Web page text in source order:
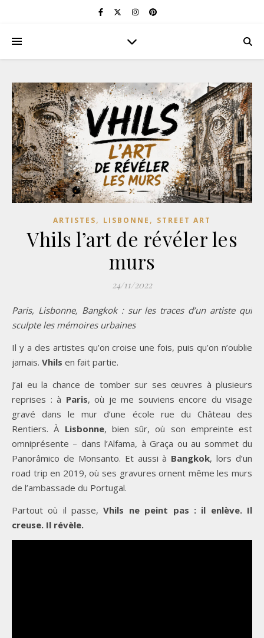
ARTISTES, LISBONNE , STREET ART
Vhils l’art de révéler les
murs
24/11/2022
Paris, Lisbonne, Bangkok : sur les traces d’un artiste qui
sculpte les mémoires urbaines
Il y a des artistes qu’on croise une fois, puis qu’on n’oublie
jamais. Vhils en fait partie.
J’ai eu la chance de tomber sur ses œuvres à plusieurs
reprises : à Paris, où je me souviens encore du visage
gravé dans le mur d’une école rue du Château des
Rentiers. À Lisbonne, bien sûr, où son empreinte est
omniprésente – dans l’Alfama, à Graça ou au sommet du
Panorâmico de Monsanto. Et aussi à Bangkok, lors d’un
road trip en 2019, où ses gravures ornent même les murs
de l’ambassade du Portugal.
Partout où il passe,Vhils ne peint pas : il enlève. Il
creuse. Il révèle.